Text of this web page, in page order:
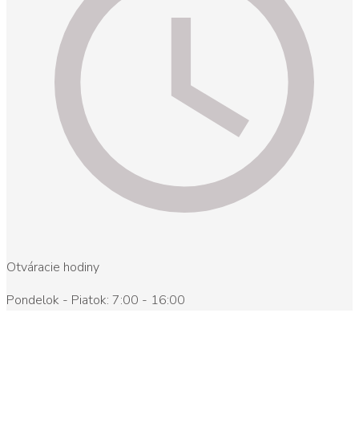
Otváracie hodiny
Pondelok - Piatok: 7:00 - 16:00